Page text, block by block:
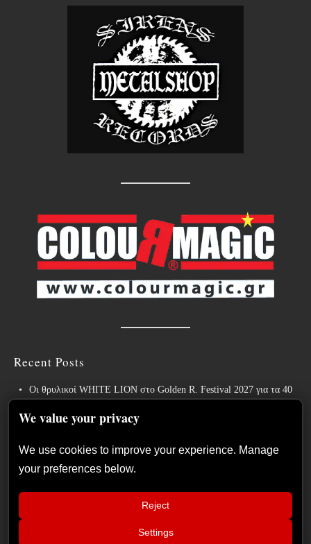
Recent Posts
Οι θρυλικοί WHITE LION στο Golden R. Festival 2027 για τα 40
Weekly War: Νέες heavy metal κυκλοφορίες 7/8/2026
Ανταπόκριση: Hills Of Rock 2026, Plovdiv BG – Day 3. Paradise
Lost, Nevermore, Lamb of God και ένα ιδανικό φινάλε στο Πλόβντιβ
Οι Γερμανοί πρωτοπόροι του συμφωνικού metal XANDRIA
παρουσιάζουν το ομώνυμο τραγούδι του νέου τους άλμπουμ.
Οι Wayfarer κυκλοφορούν νέο τραγούδι με τη συμμετοχή του David
We value your privacy
We use cookies to improve your experience. Manage
your preferences below.
Reject
Settings